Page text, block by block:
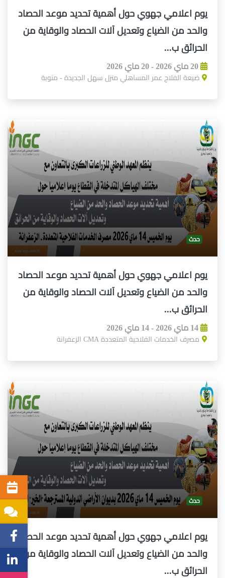
يوم اعلامي جهوي حول أهمية تحديد موعد الحصاد
والحد من الضياع وتعديل آلات الحصاد والوقاية من
الحرائق ب...
20 ماي 2026 - 20 ماي 2026
ضيعة الفلاح عمر المساهلي منزل سهل الجديدة - منوبة
حدث
يوم اعلامي جهوي حول أهمية تحديد موعد الحصاد
والحد من الضياع وتعديل آلات الحصاد والوقاية من
الحرائق ب...
14 ماي 2026 - 14 ماي 2026
مصرف الخدمات الفلاحية المتعددة CMA الزعفرانة
حدث
يوم اعلامي جهوي حول أهمية تحديد موعد الحصاد
والحد من الضياع وتعديل آلات الحصاد والوقاية من
الحرائق ب...